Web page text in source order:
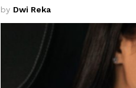
by Dwi Reka